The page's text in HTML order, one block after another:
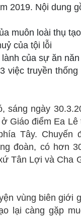
2019. Nội dung
muôn loài thụ tạo
của tội lỗi
của sự ăn
việc truyền
sáng ngày
Giáo điểm Ea
Tây. Chuyến
đoàn, có hơn
Tân Lợi và Cha
vùng biên giới
lại càng gặp